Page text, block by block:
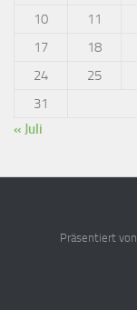
10
11
17
18
24
25
31
« Juli
Präsentiert von